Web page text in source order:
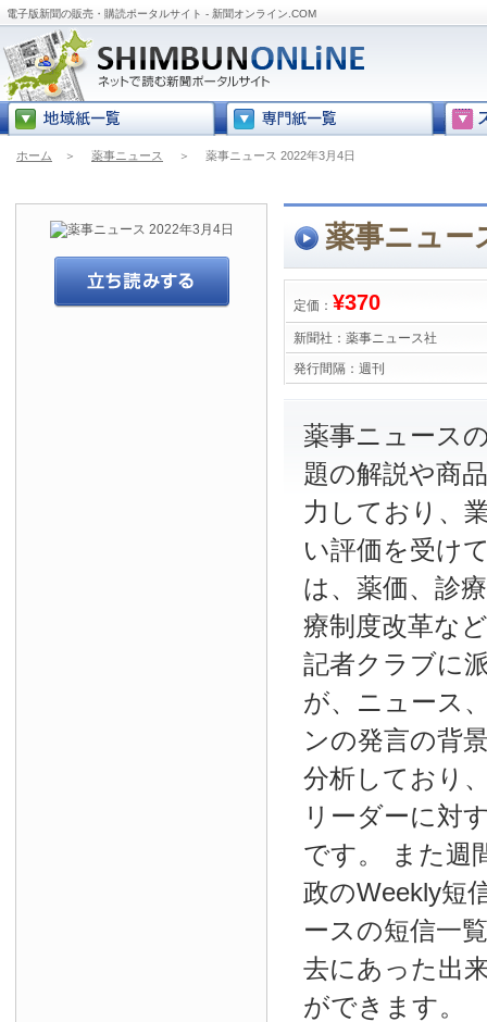
電子版新聞の販売・購読ポータルサイト - 新聞オンライン.COM
ホーム ＞ 薬事ニュース ＞ 薬事ニュース 2022年3月4日
薬事ニュー
定価： ¥370
新聞社： 薬事ニュース社
発行間隔： 週刊
薬事ニュース
題の解説や商
力しており、
い評価を受け
は、薬価、診
療制度改革な
記者クラブに
が、ニュース
ンの発言の背
分析しており
リーダーに対
です。 また週
政のWeekly短
ースの短信一
去にあった出
ができます。